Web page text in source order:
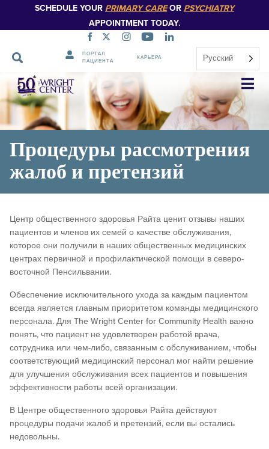
SCHEDULE YOUR PRIMARY CAREOR PSYCHIATRY
APPOINTMENT TODAY.
ПОРТАЛ
ПАЦИЕНТА
КАРЬЕРА Русский
Пропустить
навигацию
Процедуры рассмотрения
жалоб и претензий
Центр общественного здоровья Райта ценит отзывы наших
пациентов и членов их семей о качестве обслуживания,
которое они получили в наших общественных медицинских
центрах первичной и профилактической помощи в северо-
восточной Пенсильвании.
Обеспечение исключительного ухода за каждым пациентом
всегда является главным приоритетом команды медицинского
персонала. Для The Wright Center for Community Health важно
понять, что пациент не удовлетворен работой врача,
сотрудника или чем-либо, связанным с обслуживанием, чтобы
соответствующий медицинский персонал мог найти решение
для улучшения обслуживания всех пациентов и повышения
эффективности работы всей организации.
В Центре общественного здоровья Райта действуют
процедуры подачи жалоб и претензий, если вы остались
недовольны.